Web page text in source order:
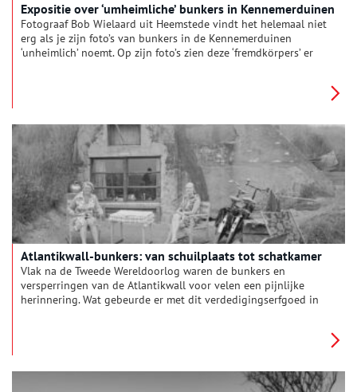
Expositie over ‘umheimliche’ bunkers in Kennemerduinen
Fotograaf Bob Wielaard uit Heemstede vindt het helemaal niet
erg als je zijn foto’s van bunkers in de Kennemerduinen
‘unheimlich’ noemt. Op zijn foto’s zien deze ‘fremdkörpers’ er
Atlantikwall-bunkers: van schuilplaats tot schatkamer
Vlak na de Tweede Wereldoorlog waren de bunkers en
versperringen van de Atlantikwall voor velen een pijnlijke
herinnering. Wat gebeurde er met dit verdedigingserfgoed in
van de bunkers in het Noord-Hollandse landschap.